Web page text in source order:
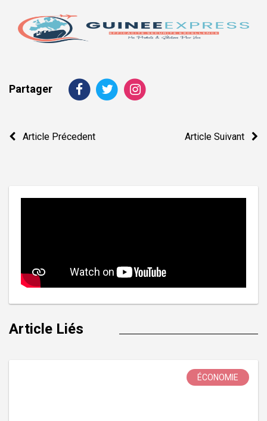
Partager
Navigation
Article Précedent Article Suivant
Article Liés
ÉCONOMIE